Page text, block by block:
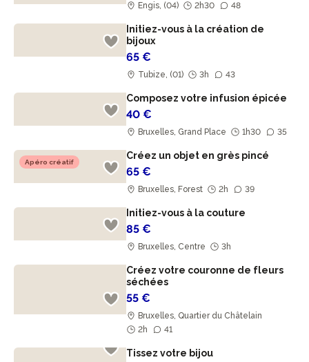
Engis, (04) 2h30 48
Initiez-vous à la création de
bijoux
65 €
Tubize, (01) 3h 43
Composez votre infusion épicée
40 €
Bruxelles, Grand Place 1h30 35
Apéro créatif
Créez un objet en grès pincé
65 €
Bruxelles, Forest 2h 39
Initiez-vous à la couture
85 €
Bruxelles, Centre 3h
Créez votre couronne de fleurs
séchées
55 €
Bruxelles, Quartier du Châtelain
2h
41
Tissez votre bijou